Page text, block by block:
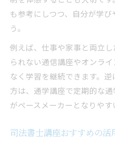
司法書士講座おす
初学者が注意した
穴
司法書士予備校ラ
座
も参考にしつつ、自分が学
う。
例えば、仕事や家事と両立
られない通信講座やオンラ
なく学習を継続できます。
方は、通学講座で定期的な
がペースメーカーとなりやす
司法書士講座おすすめの活